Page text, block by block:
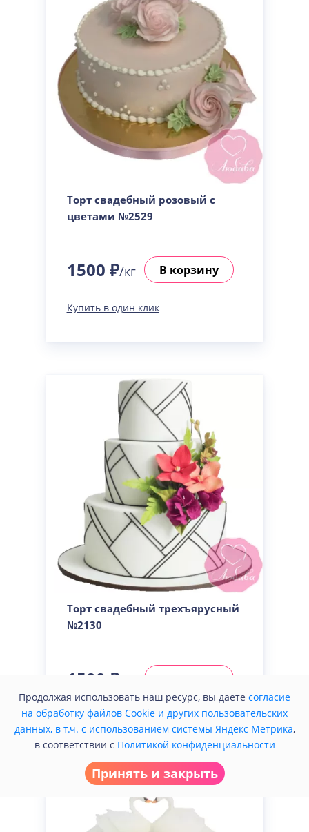
Торт свадебный розовый с
цветами №2529
1500 ₽/кг В корзину
Купить в один клик
Торт свадебный трехъярусный
№2130
1500 ₽/кг В корзину
Купить в один клик
Продолжая использовать наш ресурс, вы даете согласие
на обработку файлов Cookie и других пользовательских
данных, в т.ч. с использованием системы Яндекс Метрика,
в соответствии с Политикой конфиденциальности
Принять и закрыть